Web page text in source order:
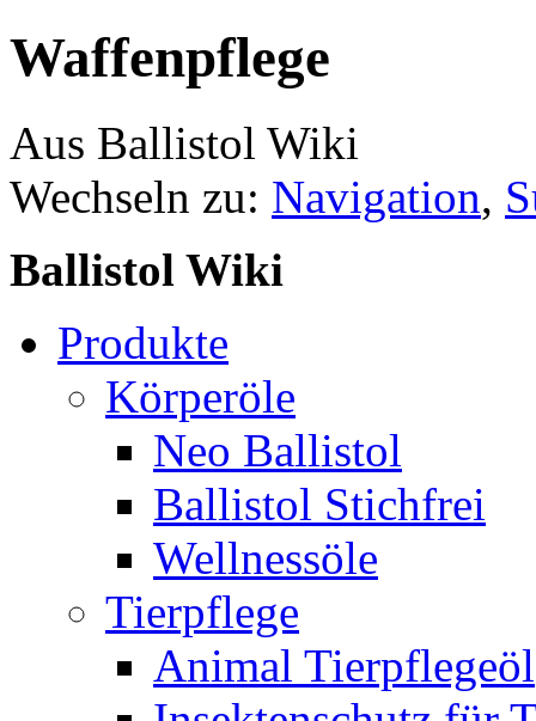
Waffenpflege
Aus Ballistol Wiki
Wechseln zu: Navigation,
Ballistol Wiki
Produkte
Körperöle
Neo Ballistol
Ballistol Stichfrei
Wellnessöle
Tierpflege
Animal Tierpflegeöl